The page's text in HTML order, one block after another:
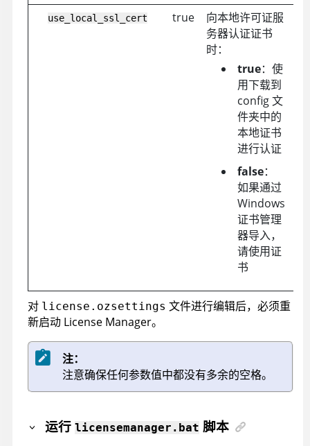
use_local_ssl_cert true
向本地许可证服
务器认证证书
时：
true：使
用下载到
config 文
件夹中的
本地证书
进行认证
false：
如果通过
Windows
证书管理
器导入，
请使用证
书
对 license.ozsettings 文件进行编辑后，必须重
新启动 License Manager。
注：
注意确保任何参数值中都没有多余的空格。
运行licensemanager.bat 脚本